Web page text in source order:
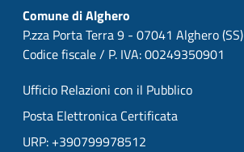
Comune di Alghero
P.zza Porta Terra 9 - 07041 Alghero (SS)
Codice fiscale / P. IVA: 00249350901
Ufficio Relazioni con il Pubblico
Posta Elettronica Certificata
URP: +390799978512